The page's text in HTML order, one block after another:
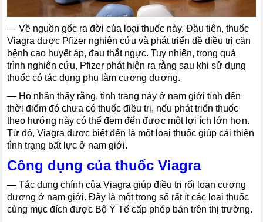
―Về nguồn gốc ra đời của loại thuốc này. Đầu tiên, thuốc
Viagra được Pfizer nghiên cứu và phát triển đề điều trị căn
bệnh cao huyết áp, đau thắt ngực. Tuy nhiên, trong quá
trình nghiên cứu, Pfizer phát hiện ra rằng sau khi sử dụng
thuốc có tác dụng phụ làm cương dương.
― Họ nhận thấy rằng, tình trạng này ở nam giới tính đến
thời điểm đó chưa có thuốc điều trị, nếu phát triển thuốc
theo hướng này có thể đem đến được một lợi ích lớn hơn.
Từ đó, Viagra được biết đến là một loại thuốc giúp cải thiện
tình trạng bất lực ở nam giới.
Công dụng của thuốc Viagra
―Tác dụng chính của Viagra giúp điều trị rối loạn cương
dương ở nam giới. Đây là một trong số rất ít các loại thuốc
cùng mục đích được Bộ Y Tế cấp phép bán trên thị trường.